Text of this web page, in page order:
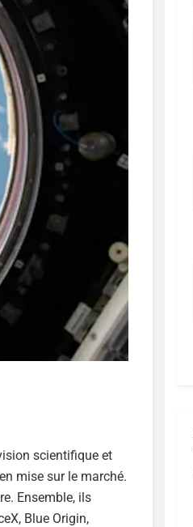
scientifique et
mise sur le marché.
Ensemble, ils
Blue Origin,